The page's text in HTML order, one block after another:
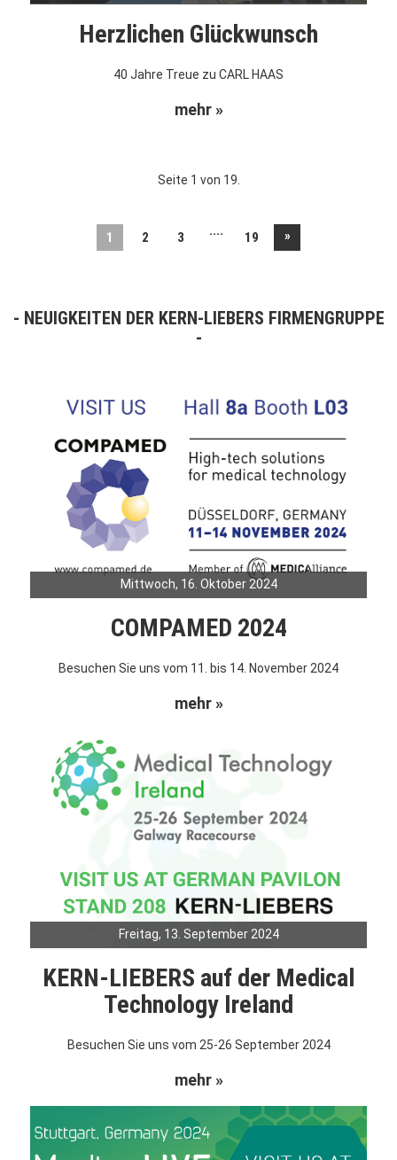
Herzlichen Glückwunsch
40 Jahre Treue zu CARL HAAS
mehr »
Seite 1 von 19.
1 2 3 .... 19 »
NEUIGKEITEN DER KERN-LIEBERS FIRMENGRUPPE
Mittwoch, 16. Oktober 2024
COMPAMED 2024
Besuchen Sie uns vom 11. bis 14. November 2024
mehr »
Freitag, 13. September 2024
KERN-LIEBERS auf der Medical
Technology Ireland
Besuchen Sie uns vom 25-26 September 2024
mehr »